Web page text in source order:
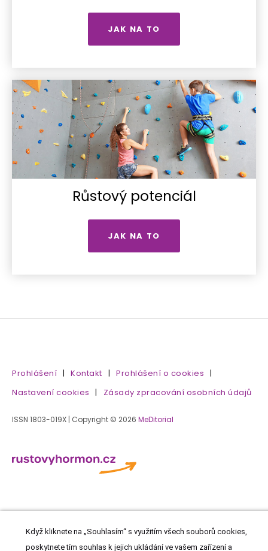
JAK NA TO
Růstový potenciál
JAK NA TO
Prohlášení | Kontakt | Prohlášení o cookies |
Nastavení cookies | Zásady zpracování osobních údajů
ISSN 1803-019X | Copyright © 2026 MeDitorial
Když kliknete na „Souhlasím“ s využitím všech souborů cookies,
poskytnete tím souhlas k jejich ukládání ve vašem zařízení a